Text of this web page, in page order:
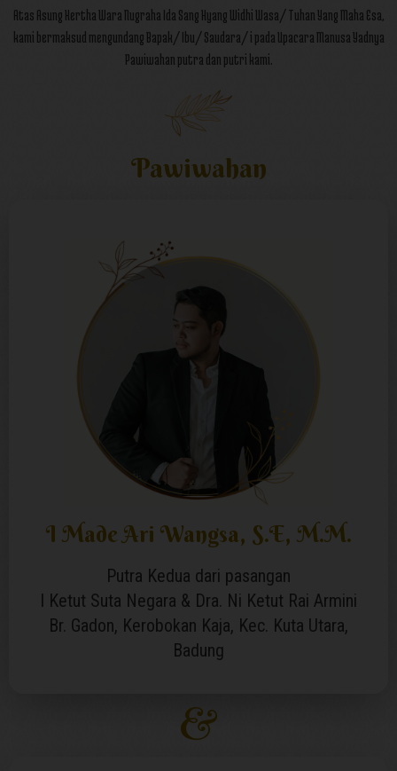
Atas Asung Kertha Wara Nugraha Ida Sang Hyang Widhi Wasa/ Tuhan Yang Maha Esa,
kami bermaksud mengundang Bapak/ Ibu/ Saudara/ i pada Upacara Manusa Yadnya
Pawiwahan putra dan putri kami.
Pawiwahan
I Made Ari Wangsa, S.E, M.M.
Putra Kedua dari pasangan
I Ketut Suta Negara & Dra. Ni Ketut Rai Armini
Br. Gadon, Kerobokan Kaja, Kec. Kuta Utara,
Badung
&